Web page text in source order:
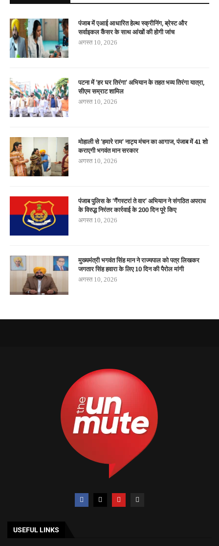
पंजाब में एआई आधारित हेल्थ स्क्रीनिंग, ब्रेस्ट और
सर्वाइकल कैंसर के साथ आंखों की होगी जांच
अगस्त 10, 2026
पटना में ‘हर घर तिरंगा’ अभियान के तहत भव्य तिरंगा यात्रा,
सीएम सम्राट शामिल
अगस्त 10, 2026
मोहाली से ‘हमारे राम’ नाट्य मंचन का आगाज, पंजाब में 41 शो
कराएगी भगवंत मान सरकार
अगस्त 10, 2026
पंजाब पुलिस के ‘गैंगस्टरां ते वार’ अभियान ने संगठित अपराध
के विरुद्ध निरंतर कार्रवाई के 200 दिन पूरे किए
अगस्त 10, 2026
मुख्यमंत्री भगवंत सिंह मान ने राज्यपाल को पत्र लिखकर
जगतार सिंह हवारा के लिए 10 दिन की पैरोल मांगी
अगस्त 10, 2026
USEFUL LINKS